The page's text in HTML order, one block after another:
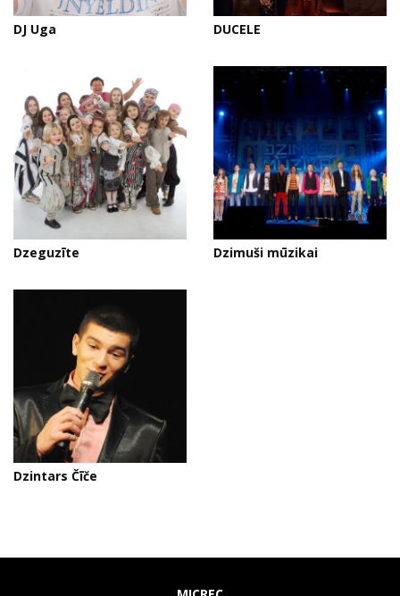
DJ Uga DUCELE
Dzeguzīte Dzimuši mūzikai
Dzintars Čīče